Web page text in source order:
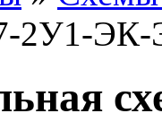
2У1-